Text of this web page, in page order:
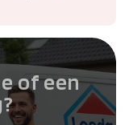
of een